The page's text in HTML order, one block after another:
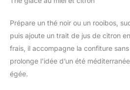
Prépare un thé noir ou un rooibos,
puis ajoute un trait de jus de citron
frais, il accompagne la confiture
prolonge l’idée d’un été
égée.